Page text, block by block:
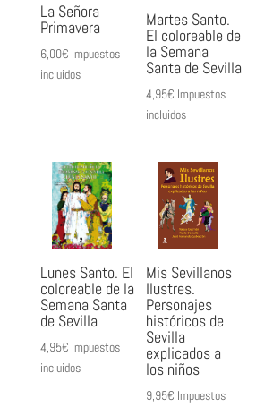
La Señora
Primavera
6,00€ Impuestos
incluidos
Martes Santo.
El coloreable de
la Semana
Santa de Sevilla
4,95€ Impuestos
incluidos
Lunes Santo. El
coloreable de la
Semana Santa
de Sevilla
4,95€ Impuestos
incluidos
Mis Sevillanos
Ilustres.
Personajes
históricos de
Sevilla
explicados a
los niños
9,95€ Impuestos